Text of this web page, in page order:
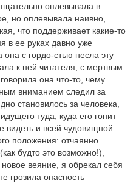
оплевывала в
но оплевывала наивно,
что поддерживает какие-то
в ее руках давно уже
она с гордо-стью несла эту
к ней читателя; с мертвым
она что-то, чему
вниманием следил за
становилось за человека,
туда, куда его гонит
видеть и всей чудовищной
положения: отчаянно
будто это возможно!),
веяние, я обрекал себя
грозила опасность